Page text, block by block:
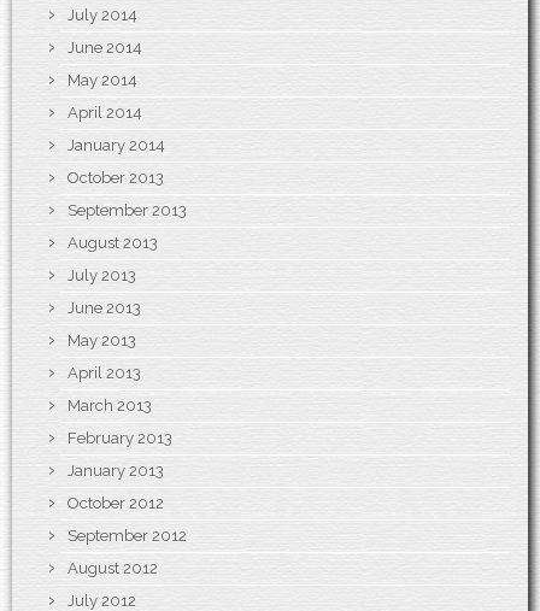
July 2014
June 2014
May 2014
April 2014
January 2014
October 2013
September 2013
August 2013
July 2013
June 2013
May 2013
April 2013
March 2013
February 2013
January 2013
October 2012
September 2012
August 2012
July 2012